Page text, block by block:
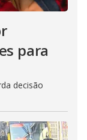
para
decisão